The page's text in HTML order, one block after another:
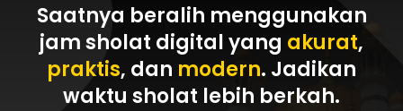
Saatnya beralih menggunakan
jam sholat digital yang akurat,
praktis, dan modern. Jadikan
waktu sholat lebih berkah.